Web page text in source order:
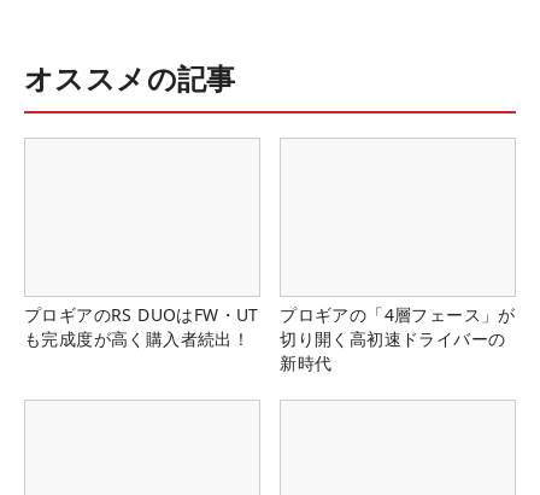
オススメの記事
プロギアのRS DUOはFW・UT
も完成度が高く購入者続出！
プロギアの「4層フェース」が
切り開く高初速ドライバーの
新時代